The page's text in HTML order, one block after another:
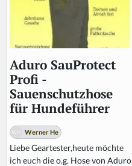
Aduro SauProtect
Profi -
Sauenschutzhose
für Hundeführer
Werner He
Liebe Geartester,heute möchte
ich euch die o.g. Hose von Aduro